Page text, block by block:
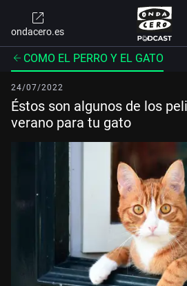
ondacero.es
COMO EL PERRO Y EL GATO
24/07/2022
Éstos son algunos de los
verano para tu gato